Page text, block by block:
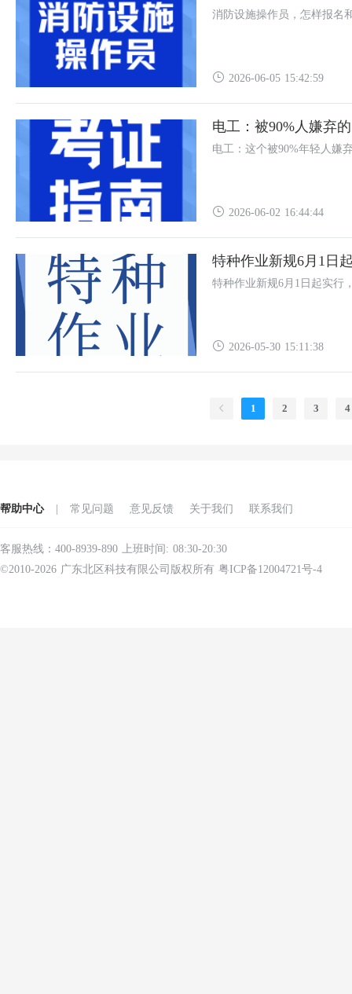
消防设施操作员，怎样报名
2026-06-05 15:42:59
电工：被90%人嫌弃
电工：这个被90%年轻人嫌
2026-06-02 16:44:44
特种作业新规6月1日
特种作业新规6月1日起实行
2026-05-30 15:11:38
1 2 3 4
帮助中心 常见问题 意见反馈 关于我们 联系我们
客服热线：400-8939-890 上班时间: 08:30-20:30
©2010-2026 广东北区科技有限公司版权所有 粤ICP备12004721号-4